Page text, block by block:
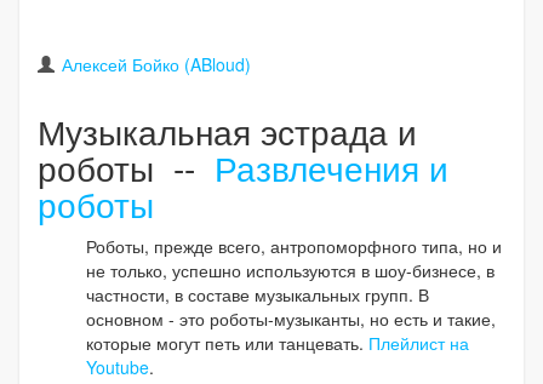
Алексей Бойко (ABloud)
Музыкальная эстрада и
роботы -- Развлечения и
роботы
Роботы, прежде всего, антропоморфного типа, но и
не только, успешно используются в шоу-бизнесе, в
частности, в составе музыкальных групп. В
основном - это роботы-музыканты, но есть и такие,
которые могут петь или танцевать. Плейлист на
Youtube.